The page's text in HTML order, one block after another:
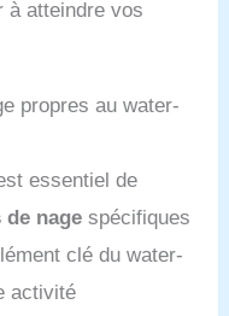
à atteindre vos
propres au water-
essentiel de
nage spécifiques
clé du water-
activité